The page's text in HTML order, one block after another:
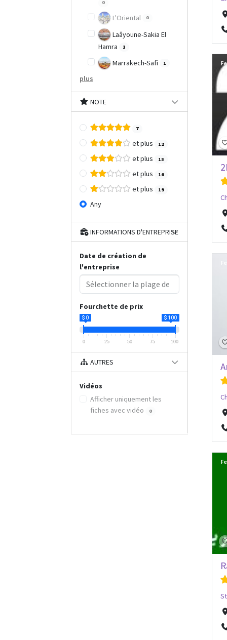
0
L'Oriental 0
Laâyoune-Sakia El
Hamra
1
Marrakech-Safi 1
plus
NOTE
7
et plus 12
et plus 15
et plus 16
et plus 19
Any
INFORMATIONS D'ENTREPRISE
Date de création de
l'entreprise
Fourchette de prix
$ 0 $ 100
0 25 50 75 100
AUTRES
Vidéos
Afficher uniquement les
fiches avec vidéo
0